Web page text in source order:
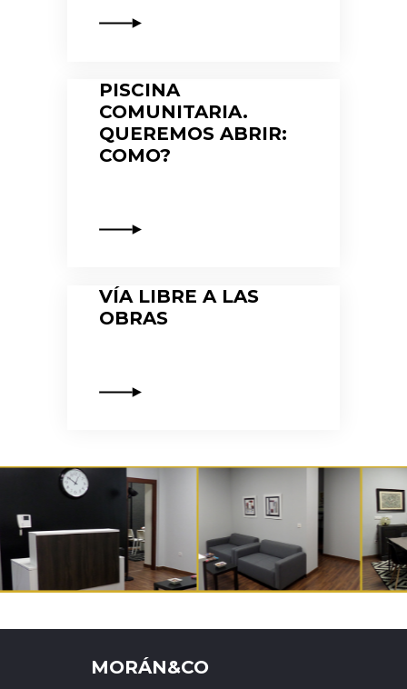
PISCINA
COMUNITARIA.
QUEREMOS ABRIR:
COMO?
VÍA LIBRE A LAS
OBRAS
MORÁN&CO